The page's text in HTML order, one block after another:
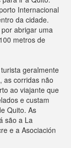
Internacional
da cidade.
abrigar uma
metros de
geralmente
as corridas não
ao viajante que
e custam
Quito. As
são a La
e a Asociación